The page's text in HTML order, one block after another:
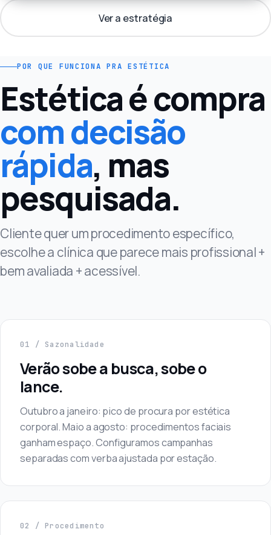
Ver a estratégia
POR QUE FUNCIONA PRA ESTÉTICA
Estética é compra
com decisão
rápida, mas
pesquisada.
Cliente quer um procedimento específico,
escolhe a clínica que parece mais profissional +
bem avaliada + acessível.
01 / Sazonalidade
Verão sobe a busca, sobe o
lance.
Outubro a janeiro: pico de procura por estética
corporal. Maio a agosto: procedimentos faciais
ganham espaço. Configuramos campanhas
separadas com verba ajustada por estação.
02 / Procedimento